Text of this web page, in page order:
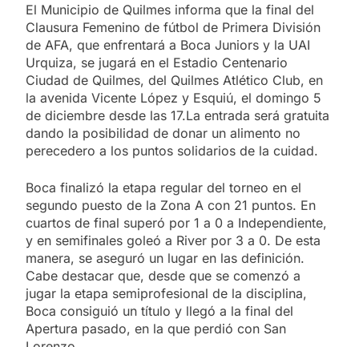
El Municipio de Quilmes informa que la final del
Clausura Femenino de fútbol de Primera División
de AFA, que enfrentará a Boca Juniors y la UAI
Urquiza, se jugará en el Estadio Centenario
Ciudad de Quilmes, del Quilmes Atlético Club, en
la avenida Vicente López y Esquiú, el domingo 5
de diciembre desde las 17.La entrada será gratuita
dando la posibilidad de donar un alimento no
perecedero a los puntos solidarios de la cuidad.
Boca finalizó la etapa regular del torneo en el
segundo puesto de la Zona A con 21 puntos. En
cuartos de final superó por 1 a 0 a Independiente,
y en semifinales goleó a River por 3 a 0. De esta
manera, se aseguró un lugar en las definición.
Cabe destacar que, desde que se comenzó a
jugar la etapa semiprofesional de la disciplina,
Boca consiguió un título y llegó a la final del
Apertura pasado, en la que perdió con San